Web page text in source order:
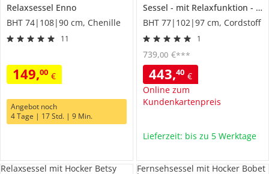
Relaxsessel Enno
BHT 74|108|90 cm, Chenille
11
149,00 €
Angebot noch
4 Tage | 17 Std. | 9 Min.
Sessel
mit Relaxfunktion
BHT 77|102|97 cm, Cordstoff
1
443,40 €
Online zum
Kundenkartenpreis
739,00 €***
Lieferzeit: bis zu 5 Werktage
Relaxsessel mit Hocker Betsy Fernsehsessel mit Hocker Bobet